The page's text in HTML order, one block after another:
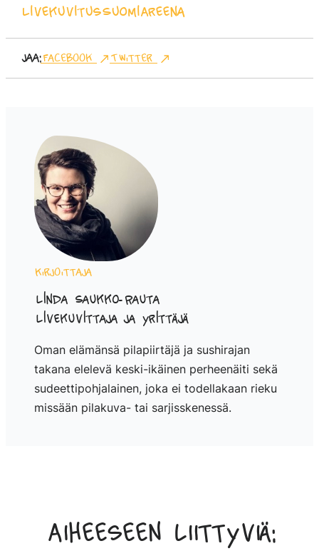
LivekuvitusSuomiAreena
Jaa:Facebook Twitter
Kirjoittaja
Linda Saukko-Rauta
Livekuvittaja ja yrittäjä
Oman elämänsä pilapiirtäjä ja sushirajan
takana elelevä keski-ikäinen perheenäiti sekä
sudeettipohjalainen, joka ei todellakaan rieku
missään pilakuva- tai sarjisskenessä.
Aiheeseen liittyviä: